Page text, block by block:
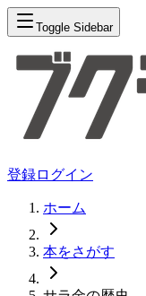
Toggle Sidebar
登録ログイン
ホーム
本をさがす